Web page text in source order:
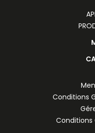
Conditions
Conditions